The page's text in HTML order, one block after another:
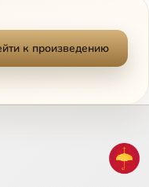
к произведению